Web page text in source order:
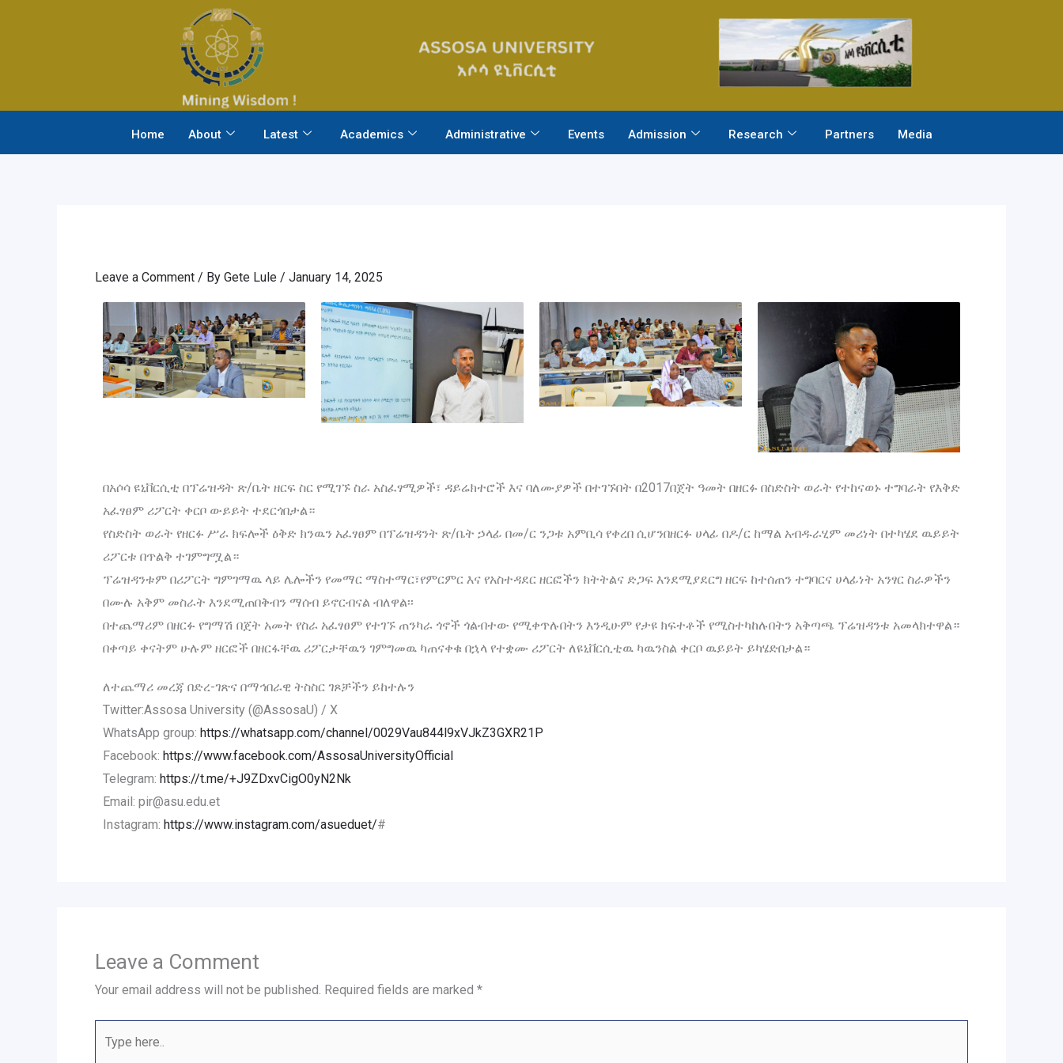
Home About Latest Academics Administrative Events Admission Research Partners Media
Leave a Comment / By Gete Lule / January 14, 2025
በአሶሳ ዩኒቨርሲቲ በፕሬዝዳት ጽ/ቤት ዘርፍ ስር የሚገኙ ስራ አስፈፃሚዎች፣ ዳይሬክተሮች እና ባለሙያዎች በተገኙበት በ2017በጀት ዓመት በዘርፉ በስድስት ወራት የተከናወኑ ተግባራት የእቅድ
አፈፃፀም ሪፖርት ቀርቦ ውይይት ተደርጎበታል።
የስድስት ወራት የዘርፉ ሥራ ክፍሎች ዕቅድ ክንዉን አፈፃፀም በፕሬዝዳንት ጽ/ቤት ኃላፊ በመ/ር ንጋቱ አምቢሳ የቀረበ ሲሆንበዘርፉ ሀላፊ በዶ/ር ከማል አብዱራሂም መሪነት በተካሄደ ዉይይት
ሪፖርቱ በጥልቅ ተገምግሟል።
ፕሬዝዳንቱም በሪፖርት ግምገማዉ ላይ ሌሎችን የመማር ማስተማር፣የምርምር እና የአስተዳደር ዘርፎችን ክትትልና ድጋፍ እንደሚያደርግ ዘርፍ ከተሰጠን ተግባርና ሀላፊነት አንፃር ስራዎችን
በሙሉ አቅም መስራት እንደሚጠበቅብን ማሰብ ይኖርብናል ብለዋል፡፡
በተጨማሪም በዘርፉ የግማሽ በጀት አመት የስራ አፈፃፀም የተገኙ ጠንካራ ጎኖች ጎልብተው የሚቀጥሉበትን እንዲሁም የታዩ ክፍተቶች የሚስተካከሉበትን አቅጣጫ ፕሬዝዳንቱ አመላክተዋል።
በቀጣይ ቀናትም ሁሉም ዘርፎች በዘርፋቸዉ ሪፖርታቸዉን ገምግመዉ ካጠናቀቁ በኋላ የተቋሙ ሪፖርት ለዩኒቨርሲቲዉ ካዉንስል ቀርቦ ዉይይት ይካሄድበታል።
ለተጨማሪ መረጃ በድረ-ገጽና በማኅበራዊ ትስስር ገጾቻችን ይከተሉን
Twitter:Assosa University (@AssosaU) / X
WhatsApp group: https://whatsapp.com/channel/0029Vau844l9xVJkZ3GXR21P
Facebook: https://www.facebook.com/AssosaUniversityOfficial
Telegram: https://t.me/+J9ZDxvCigO0yN2Nk
Email: pir@asu.edu.et
Instagram: https://www.instagram.com/asueduet/#
Leave a Comment
Your email address will not be published. Required fields are marked *
here..